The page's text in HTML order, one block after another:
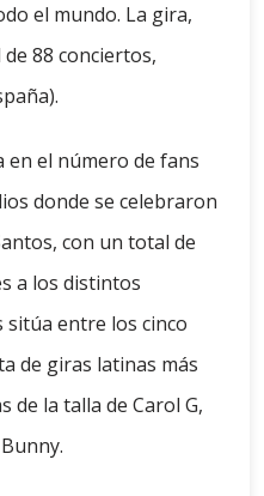
el mundo. La gira,
88 conciertos,
en el número de fans
donde se celebraron
con un total de
a los distintos
sitúa entre los cinco
de giras latinas más
de la talla de Carol G,